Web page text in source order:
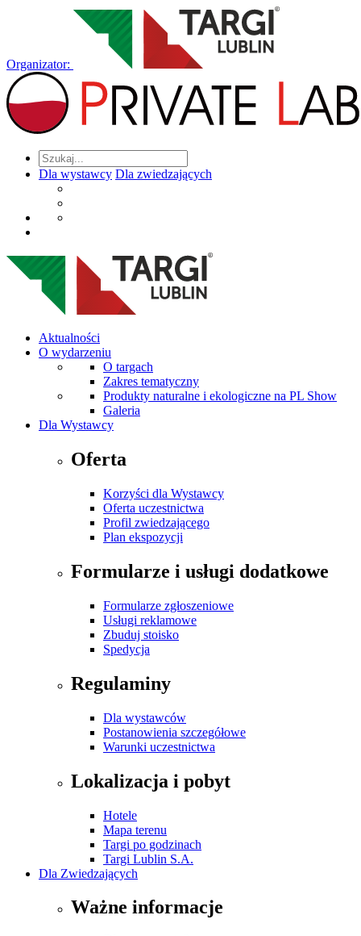
Organizator:
Dla wystawcy Dla zwiedzających
Aktualności
O wydarzeniu
O targach
Zakres tematyczny
Produkty naturalne i ekologiczne na PL Show
Galeria
Dla Wystawcy
Oferta
Korzyści dla Wystawcy
Oferta uczestnictwa
Profil zwiedzającego
Plan ekspozycji
Formularze i usługi dodatkowe
Formularze zgłoszeniowe
Usługi reklamowe
Zbuduj stoisko
Spedycja
Regulaminy
Dla wystawców
Postanowienia szczegółowe
Warunki uczestnictwa
Lokalizacja i pobyt
Hotele
Mapa terenu
Targi po godzinach
Targi Lublin S.A.
Dla Zwiedzających
Ważne informacje